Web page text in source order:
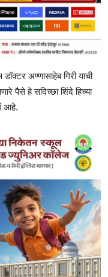
अण्णासाहेब गिरी याची
पैसे हे सदिच्छा शिंदे हिच्या
आहे.